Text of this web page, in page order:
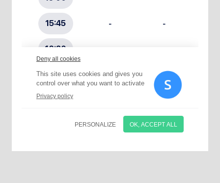
Choisissez votre abonnement :
Alertes Mail
Newsletter Culture